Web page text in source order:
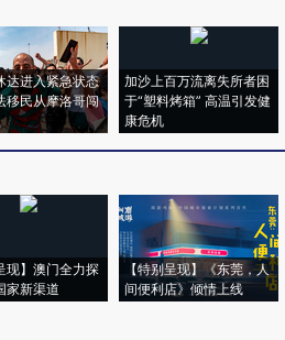
达进入紧急状态
移民从摩洛哥闯
加沙上百万流离失所者困
于“塑料烤箱” 高温引发健
康危机
现】澳门全力探
家新渠道
【特别呈现】《东莞，人
间便利店》倾情上线